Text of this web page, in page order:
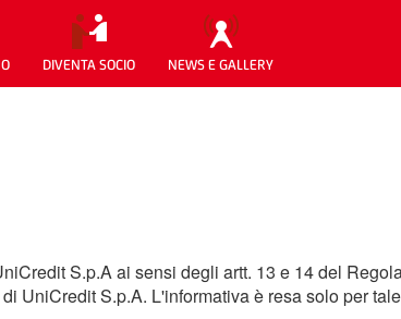
DIVENTA SOCIO NEWS E GALLERY
S.p.A ai sensi degli artt. 13 e 14 del
di UniCredit S.p.A. L'informativa è resa solo per